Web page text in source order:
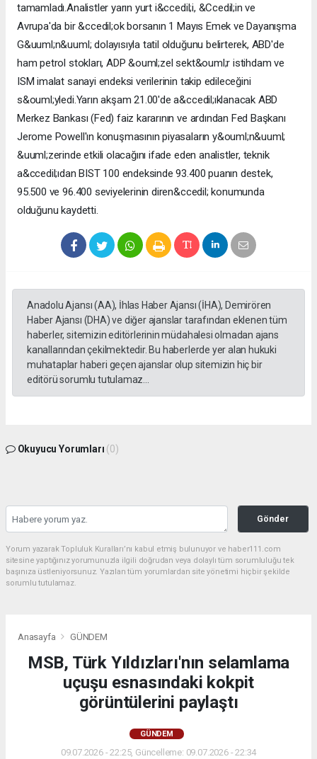
tamamladı.Analistler yarın yurt i&ccedil;i, &Ccedil;in ve
Avrupa'da bir &ccedil;ok borsanın 1 Mayıs Emek ve Dayanışma
G&uuml;n&uuml; dolayısıyla tatil olduğunu belirterek, ABD'de
ham petrol stokları, ADP &ouml;zel sekt&ouml;r istihdam ve
ISM imalat sanayi endeksi verilerinin takip edileceğini
s&ouml;yledi.Yarın akşam 21.00'de a&ccedil;ıklanacak ABD
Merkez Bankası (Fed) faiz kararının ve ardından Fed Başkanı
Jerome Powell'ın konuşmasının piyasaların y&ouml;n&uuml;
&uuml;zerinde etkili olacağını ifade eden analistler, teknik
a&ccedil;ıdan BIST 100 endeksinde 93.400 puanın destek,
95.500 ve 96.400 seviyelerinin diren&ccedil; konumunda
olduğunu kaydetti.
Anadolu Ajansı (AA), İhlas Haber Ajansı (İHA), Demirören
Haber Ajansı (DHA) ve diğer ajanslar tarafından eklenen tüm
haberler, sitemizin editörlerinin müdahalesi olmadan ajans
kanallarından çekilmektedir. Bu haberlerde yer alan hukuki
muhataplar haberi geçen ajanslar olup sitemizin hiç bir
editörü sorumlu tutulamaz...
Okuyucu Yorumları (0)
Gönder
Yorum yazarak Topluluk Kuralları’nı kabul etmiş bulunuyor ve haber111.com
sitesine yaptığınız yorumunuzla ilgili doğrudan veya dolaylı tüm sorumluluğu tek
başınıza üstleniyorsunuz. Yazılan tüm yorumlardan site yönetimi hiçbir şekilde
sorumlu tutulamaz.
Anasayfa GÜNDEM
MSB, Türk Yıldızları'nın selamlama
uçuşu esnasındaki kokpit
görüntülerini paylaştı
GÜNDEM
09.07.2026 - 22:25, Güncelleme: 09.07.2026 - 22:34